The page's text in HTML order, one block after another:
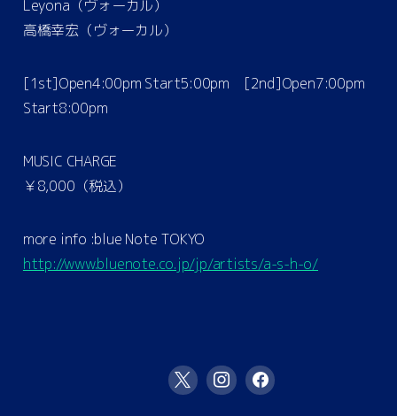
Leyona（ヴォーカル）
高橋幸宏（ヴォーカル）
[1st]Open4:00pm Start5:00pm [2nd]Open7:00pm
Start8:00pm
MUSIC CHARGE
￥8,000（税込）
more info :blue Note TOKYO
http://www.bluenote.co.jp/jp/artists/a-s-h-o/